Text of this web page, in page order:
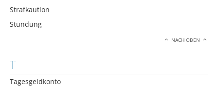
Strafkaution
Stundung
NACH OBEN
T
Tagesgeldkonto